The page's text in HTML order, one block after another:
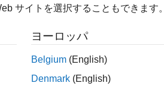
サイトを選択することもできます。
ヨーロッパ
Belgium (English)
Denmark (English)